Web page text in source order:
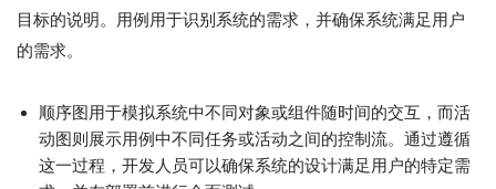
目标的说明。用例用于识别系统的需求，并确保系统满足用户
的需求。
顺序图用于模拟系统中不同对象或组件随时间的交互，而活
动图则展示用例中不同任务或活动之间的控制流。通过遵循
这一过程，开发人员可以确保系统的设计满足用户的特定需